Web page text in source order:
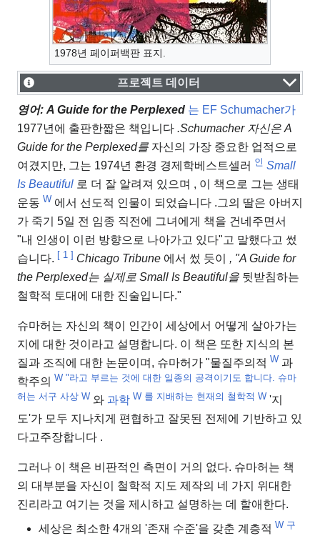
1978년 페이퍼백판 표지.
프로젝트 데이터
영어: A Guide for the Perplexed 는 EF Schumacher가
1977년에 출판한짧은 책입니다 .Schumacher 자신은 A
Guide for the Perplexed를 자신의 가장 중요한 업적으로
여겼지만, 그는 1974년 환경 경제학베스트셀러 인 Small
Is Beautiful 로 더 잘 알려져 있으며 , 이 책으로 그는 생태
운동 W 에서 선도적 인물이 되었습니다 .그의 딸은 아버지
가 죽기 5일 전 임종 직전에 그녀에게 책을 건네주면서
"내 인생이 이런 방향으로 나아가고 있다"고 말했다고 썼
습니다. [ 1 ] Chicago Tribune 에서 썼 듯이
, "A Guide for
the Perplexed는 실제로 Small Is Beautiful을 뒷받침하는
철학적 토대에 대한 진술입니다."
슈마허는 자신의 책이 인간이 세상에서 어떻게 살아가는
지에 대한 것이라고 설명합니다. 이 책은 또한 지식의 본
질과 조직에 대한 논문이며, 슈마허가 "물질주의적 W 과
학주의 W "라고 부르는 것에 대한 일종의 공격이기도 합니다. 슈마
허는 서구 사상 W 와 과학 W 를 지배하는 현재의 철학적 W '지
도'가 모두 지나치게 편협하고 잘못된 전제에 기반하고 있
다고주장합니다 .
그러나 이 책은 비판적인 측면이 거의 없다. 슈마허는 책
의 대부분을 자신이 철학적 지도 제작의 네 가지 위대한
진리라고 여기는 것을 제시하고 설명하는 데 할애한다.
세상은 최소한 4개의 '존재 수준'을 갖춘 계층적 W 구